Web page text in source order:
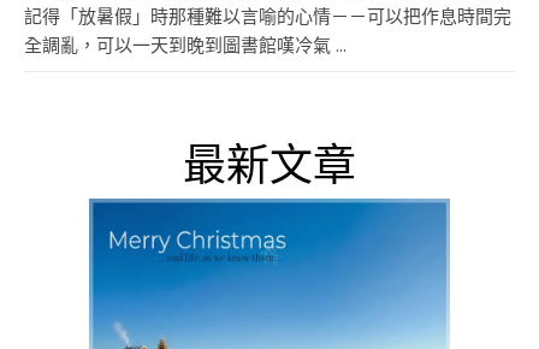
記得「放暑假」時那種難以言喻的心情－－可以把作息時間完
全調亂，可以一天到晚到圖書館嘆冷氣 ...
最新文章